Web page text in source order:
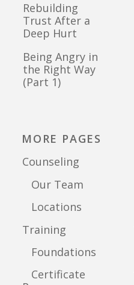
Rebuilding
Trust After a
Deep Hurt
Being Angry in
the Right Way
(Part 1)
MORE PAGES
Counseling
Our Team
Locations
Training
Foundations
Certificate